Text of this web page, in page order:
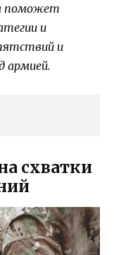
поможет
и
и
армией.
схватки